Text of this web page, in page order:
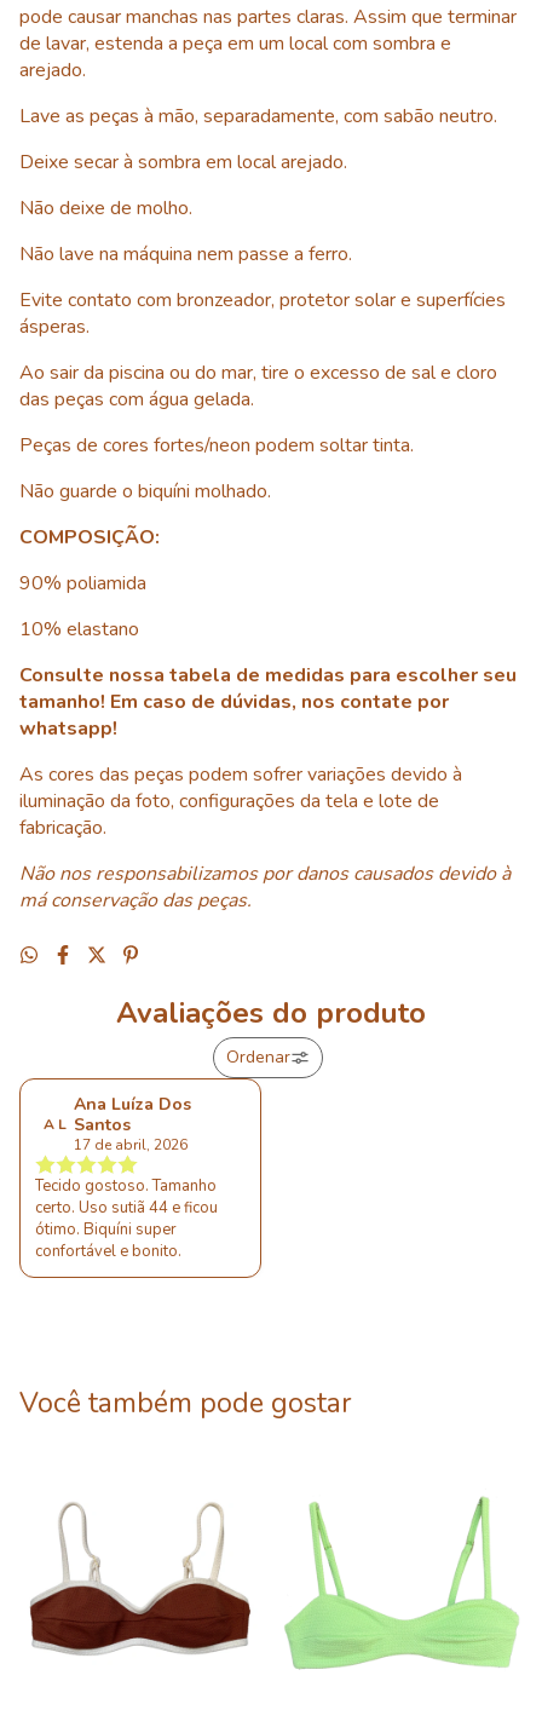
pode causar manchas nas partes claras. Assim que terminar
de lavar, estenda a peça em um local com sombra e
arejado.
Lave as peças à mão, separadamente, com sabão neutro.
Deixe secar à sombra em local arejado.
Não deixe de molho.
Não lave na máquina nem passe a ferro.
Evite contato com bronzeador, protetor solar e superfícies
ásperas.
Ao sair da piscina ou do mar, tire o excesso de sal e cloro
das peças com água gelada.
Peças de cores fortes/neon podem soltar tinta.
Não guarde o biquíni molhado.
COMPOSIÇÃO:
90% poliamida
10% elastano
Consulte nossa tabela de medidas para escolher seu
tamanho! Em caso de dúvidas, nos contate por
whatsapp!
As cores das peças podem sofrer variações devido à
iluminação da foto, configurações da tela e lote de
fabricação.
Não nos responsabilizamos por danos causados devido à
má conservação das peças.
Avaliações do produto
Ordenar
A L
Ana Luíza Dos
Santos
17 de abril, 2026
Tecido gostoso. Tamanho
certo. Uso sutiã 44 e ficou
ótimo. Biquíni super
confortável e bonito.
Você também pode gostar